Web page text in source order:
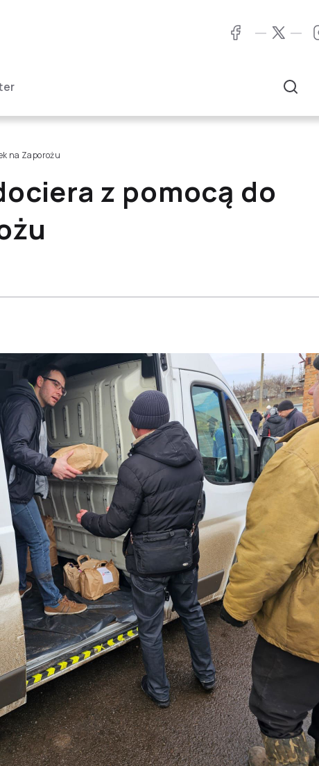
FacebookTwitter
na Zaporożu
z pomocą do